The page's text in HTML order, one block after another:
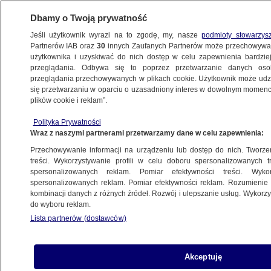
KRAKÓW
w Wadowicach. Reaguje starosta
20.01.2026, 13:31
Posłuchaj artykułu
Czyta lektor AI
Dbamy o Twoją prywatność
Jeśli użytkownik wyrazi na to zgodę, my, naszepodmioty
Partnerów IAB oraz30 innych Zaufanych Partnerów może
użytkownika i uzyskiwać do nich dostęp w celu zapewnienia
przeglądania. Odbywa się to poprzez przetwarzanie danych
przeglądania przechowywanych w plikach cookie. Użytkownik może
się przetwarzaniu w oparciu o uzasadniony interes w dowolnym
plików cookie i reklam”.
Polityka Prywatności
Wraz z naszymi partnerami przetwarzamy dane w celu zapewnienia:
Przechowywanie informacji na urządzeniu lub dostęp do nich.
treści. Wykorzystywanie profili w celu doboru spersonalizowanych
spersonalizowanych reklam. Pomiar efektywności treści.
spersonalizowanych reklam. Pomiar efektywności reklam.
kombinacji danych z różnych źródeł. Rozwój i ulepszanie usług.
do wyboru reklam.
Lista partnerów (dostawców)
Akceptuję